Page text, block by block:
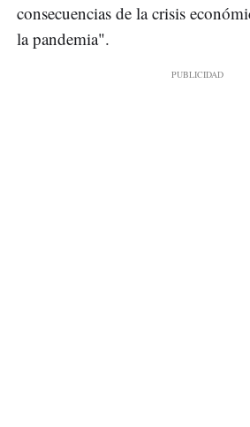
consecuencias de la crisis
la pandemia".